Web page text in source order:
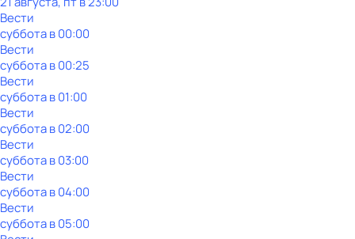
Вести
субботав00:00
Вести
субботав00:25
Вести
субботав01:00
Вести
субботав02:00
Вести
субботав03:00
Вести
субботав04:00
Вести
субботав05:00